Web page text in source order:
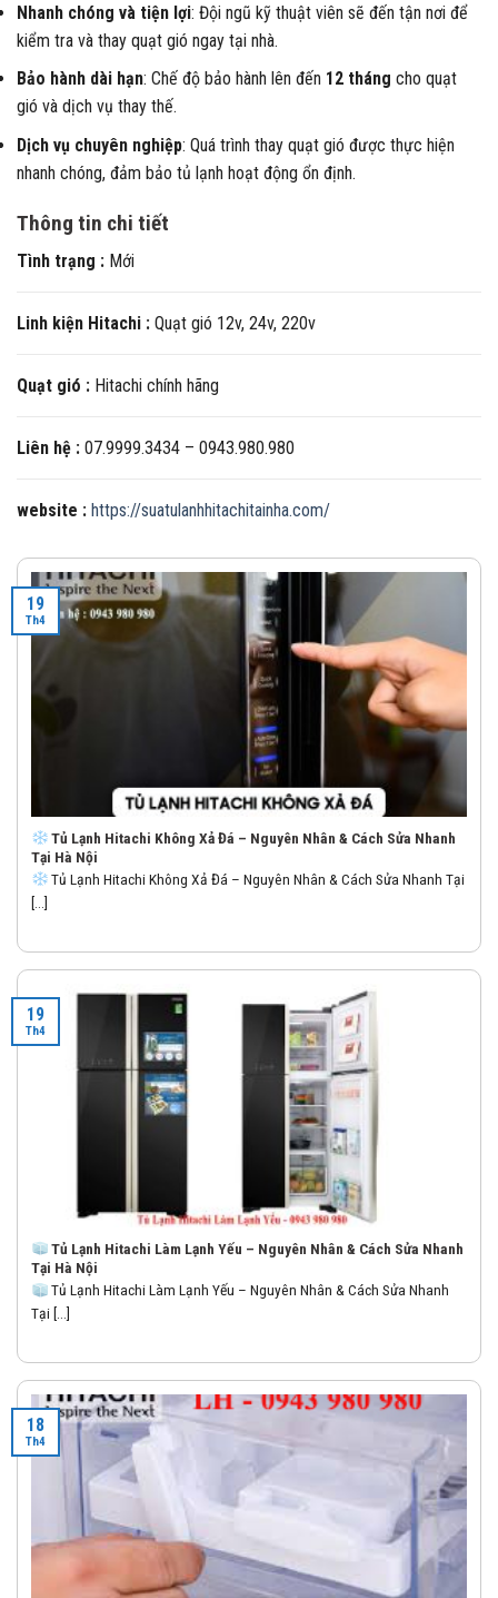
Nhanh chóng và tiện lợi: Đội ngũ kỹ thuật viên sẽ đến tận nơi để
kiểm tra và thay quạt gió ngay tại nhà.
Bảo hành dài hạn: Chế độ bảo hành lên đến 12 tháng cho quạt
gió và dịch vụ thay thế.
Dịch vụ chuyên nghiệp: Quá trình thay quạt gió được thực hiện
nhanh chóng, đảm bảo tủ lạnh hoạt động ổn định.
Thông tin chi tiết
Tình trạng : Mới
Linh kiện Hitachi : Quạt gió 12v, 24v, 220v
Quạt gió : Hitachi chính hãng
Liên hệ : 07.9999.3434 – 0943.980.980
website : https://suatulanhhitachitainha.com/
Tủ Lạnh Hitachi Không Xả Đá – Nguyên Nhân & Cách Sửa Nhanh
Tại Hà Nội
Tủ Lạnh Hitachi Không Xả Đá – Nguyên Nhân & Cách Sửa Nhanh Tại
[...]
19
Th4
Tủ Lạnh Hitachi Làm Lạnh Yếu – Nguyên Nhân & Cách Sửa Nhanh
Tại Hà Nội
Tủ Lạnh Hitachi Làm Lạnh Yếu – Nguyên Nhân & Cách Sửa Nhanh
Tại [...]
19
Th4
18
Th4